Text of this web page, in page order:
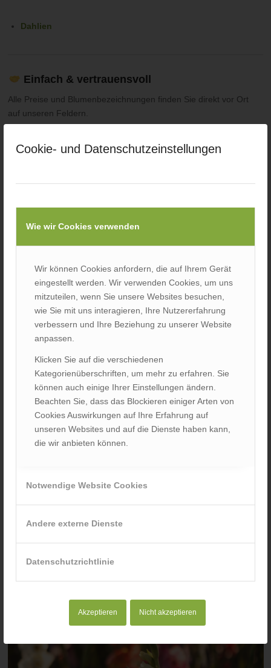
Cookie- und Datenschutzeinstellungen
Wie wir Cookies verwenden
Wir können Cookies anfordern, die auf Ihrem Gerät
eingestellt werden. Wir verwenden Cookies, um uns
mitzuteilen, wenn Sie unsere Websites besuchen,
wie Sie mit uns interagieren, Ihre Nutzererfahrung
verbessern und Ihre Beziehung zu unserer Website
anpassen.
Klicken Sie auf die verschiedenen
Kategorienüberschriften, um mehr zu erfahren. Sie
können auch einige Ihrer Einstellungen ändern.
Beachten Sie, dass das Blockieren einiger Arten von
Cookies Auswirkungen auf Ihre Erfahrung auf
unseren Websites und auf die Dienste haben kann,
die wir anbieten können.
Notwendige Website Cookies
Andere externe Dienste
Datenschutzrichtlinie
Akzeptieren Nicht akzeptieren
Dahlien
Einfach & vertrauensvoll
Alle Preise und Blumenbezeichnungen finden Sie direkt vor Ort
auf unseren Feldern.
Die Bezahlung erfolgt unkompliziert auf Vertrauensbasis – wie es
Frische Sträuße im Hofladen
aus unseren Blumenfeldern.